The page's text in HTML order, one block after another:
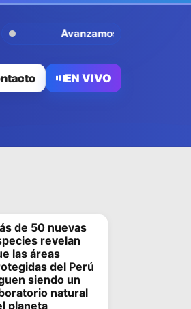
Avanzamos Contigo
EN VIVO
de 50 nuevas
revelan
las áreas
del Perú
siendo un
natural
planeta